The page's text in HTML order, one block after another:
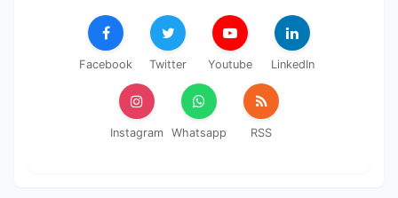
Facebook Twitter Youtube LinkedIn
Instagram Whatsapp RSS